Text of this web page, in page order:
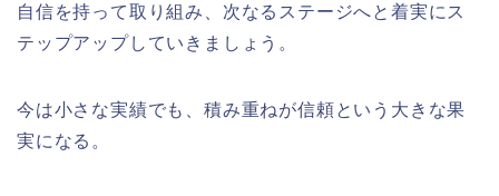
自信を持って取り組み、次なるステージへと着実にス
テップアップしていきましょう。
今は小さな実績でも、積み重ねが信頼という大きな果
実になる。